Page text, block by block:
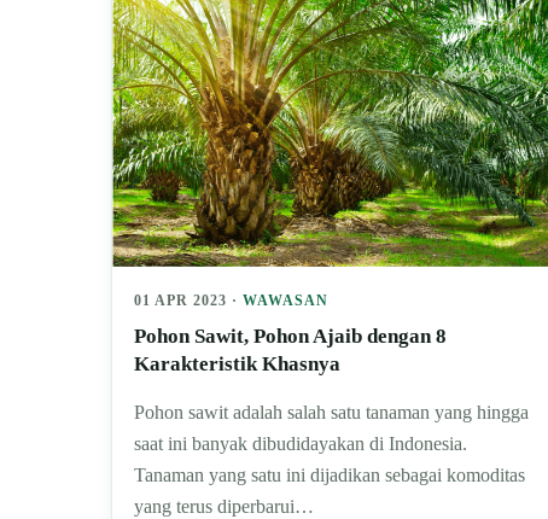
01 APR 2023 · WAWASAN
Pohon Sawit, Pohon Ajaib dengan 8
Karakteristik Khasnya
Pohon sawit adalah salah satu tanaman yang hingga
saat ini banyak dibudidayakan di Indonesia.
Tanaman yang satu ini dijadikan sebagai komoditas
yang terus diperbarui…